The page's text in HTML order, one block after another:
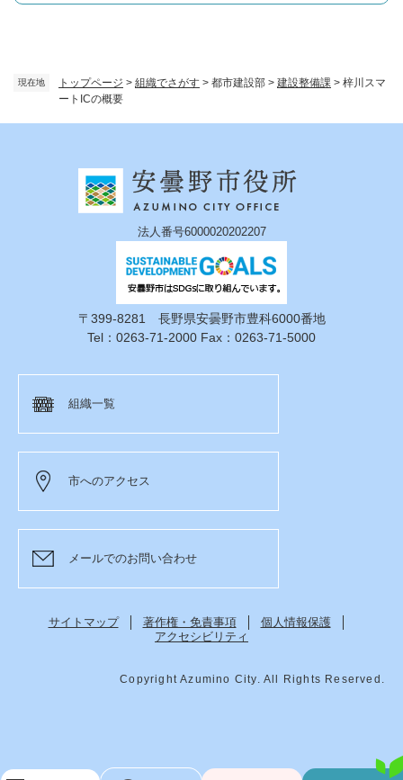
現在地 トップページ > 組織でさがす > 都市建設部 > 建設整備課 > 梓川スマ
ートICの概要
法人番号6000020202207
〒399-8281 長野県安曇野市豊科6000番地
Tel：0263-71-2000 Fax：0263-71-5000
組織一覧
市へのアクセス
メールでのお問い合わせ
サイトマップ 著作権・免責事項
個人情報保護
アクセシビリティ
Copyright Azumino City. All Rights Reserved.